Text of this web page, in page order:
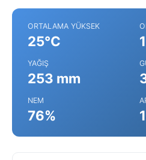
ORTALAMA YÜKSEK
25°C
YAĞIŞ
253 mm
NEM
76%